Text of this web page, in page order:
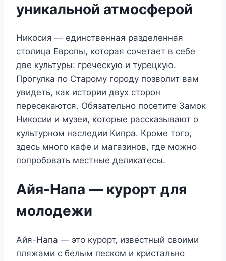
уникальной атмосферой
Никосия — единственная разделенная
столица Европы, которая сочетает в себе
две культуры: греческую и турецкую.
Прогулка по Старому городу позволит вам
увидеть, как истории двух сторон
пересекаются. Обязательно посетите Замок
Никосии и музеи, которые рассказывают о
культурном наследии Кипра. Кроме того,
здесь много кафе и магазинов, где можно
попробовать местные деликатесы.
Айя-Напа — курорт для
молодежи
Айя-Напа — это курорт, известный своими
пляжами с белым песком и кристально